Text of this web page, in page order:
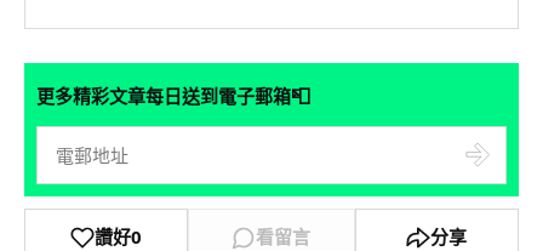
更多精彩文章每日送到電子郵箱📮
讚好0 看留言 分享